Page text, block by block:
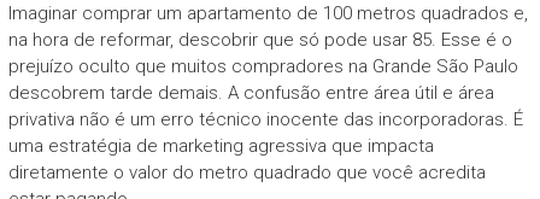
Imaginar comprar um apartamento de 100 metros quadrados e,
na hora de reformar, descobrir que só pode usar 85. Esse é o
prejuízo oculto que muitos compradores na Grande São Paulo
descobrem tarde demais. A confusão entre área útil e área
privativa não é um erro técnico inocente das incorporadoras. É
uma estratégia de marketing agressiva que impacta
diretamente o valor do metro quadrado que você acredita